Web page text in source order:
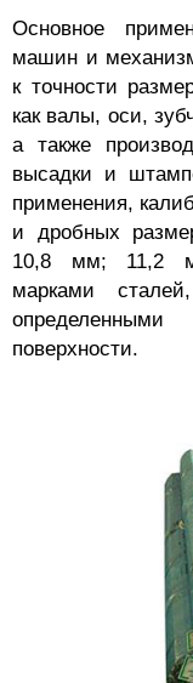
Основное
машин и
к точности
как валы, оси,
а также
высадки и
применения,
и дробных
10,8 мм; 11,2
марками
поверхности.